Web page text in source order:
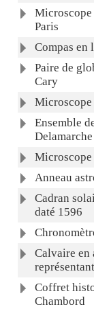
Microscope
Paris
Compas en
Paire de
Cary
Ensemble
Delamarche
Anneau
Cadran
daté 1596
Calvaire en
Coffret
Chambord